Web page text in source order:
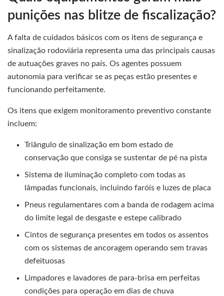
punições nas blitze de fiscalização?
A falta de cuidados básicos com os itens de segurança e
sinalização rodoviária representa uma das principais causas
de autuações graves no país. Os agentes possuem
autonomia para verificar se as peças estão presentes e
funcionando perfeitamente.
Os itens que exigem monitoramento preventivo constante
incluem:
Triângulo de sinalização em bom estado de
conservação que consiga se sustentar de pé na pista
Sistema de iluminação completo com todas as
lâmpadas funcionais, incluindo faróis e luzes de placa
Pneus regulamentares com a banda de rodagem acima
do limite legal de desgaste e estepe calibrado
Cintos de segurança presentes em todos os assentos
com os sistemas de ancoragem operando sem travas
defeituosas
Limpadores e lavadores de para-brisa em perfeitas
condições para operação em dias de chuva